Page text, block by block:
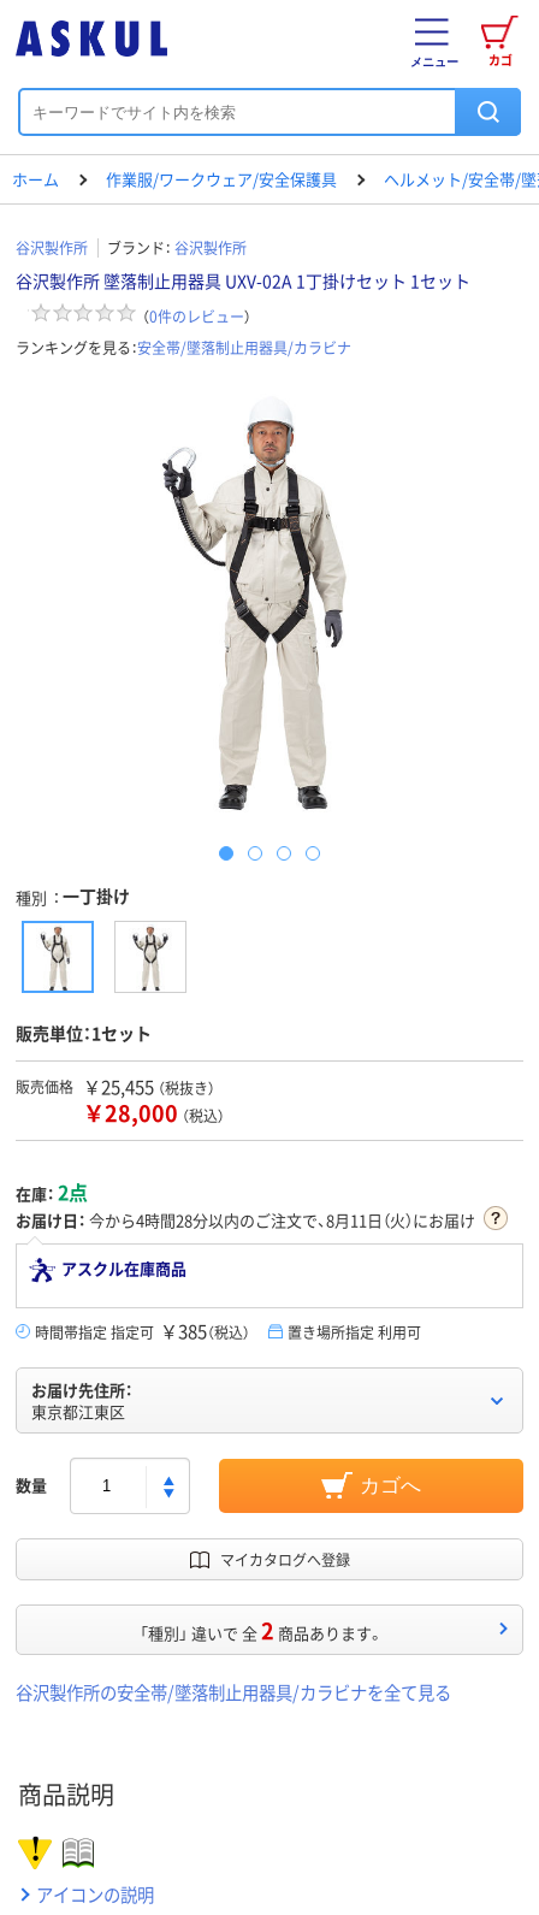
カゴ
メニュー
ホーム 作業服/ワークウェア/安全保護具 ヘルメット/安全帯/
谷沢製作所 ブランド： 谷沢製作所
谷沢製作所 墜落制止用器具 UXV-02A 1丁掛けセット 1セット
（0件のレビュー）
ランキングを見る：安全帯/墜落制止用器具/カラビナ
種別 一丁掛け
販売単位：1セット
販売価格 ￥25,455 （税抜き）
￥28,000 （税込）
在庫： 2点
お届け日： 今から4時間28分以内のご注文で、8月11日（火）にお届け
アスクル在庫商品
時間帯指定 指定可 ￥385（税込） 置き場所指定 利用可
お届け先住所：
東京都江東区
数量 カゴへ
マイカタログへ登録
「種別」 違いで 全2 商品あります。
谷沢製作所の安全帯/墜落制止用器具/カラビナを全て見る
商品説明
アイコンの説明